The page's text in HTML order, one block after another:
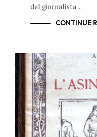
del giornalista…
CONTINUE